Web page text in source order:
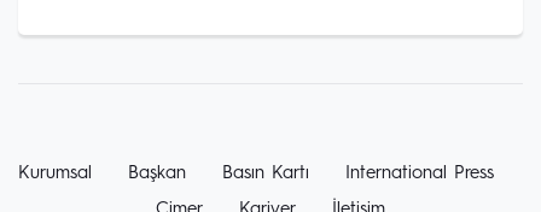
Kurumsal Başkan Basın Kartı
International Press